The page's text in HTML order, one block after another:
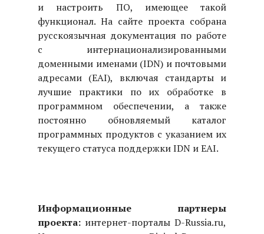
и настроить ПО, имеющее такой
функционал. На сайте проекта собрана
русскоязычная документация по работе
с интернационализированными
доменными именами (IDN) и почтовыми
адресами (EAI), включая стандарты и
лучшие практики по их обработке в
программном обеспечении, а также
постоянно обновляемый каталог
программных продуктов с указанием их
текущего статуса поддержки IDN и EAI.
Информационные партнеры
проекта: интернет-порталы D-Russia.ru,